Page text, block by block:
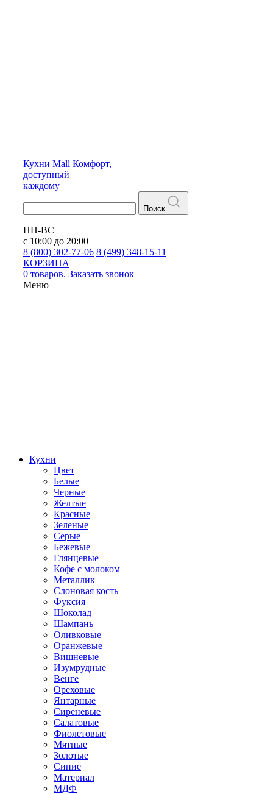
Кухни Mall Комфорт,
доступный
каждому
Поиск
ПН-ВС
с 10:00 до 20:00
8 (800) 302-77-06 8 (499) 348-15-11
КОРЗИНА
0 товаров. Заказать звонок
Меню
Кухни
Цвет
Белые
Черные
Желтые
Красные
Зеленые
Серые
Бежевые
Глянцевые
Кофе с молоком
Металлик
Слоновая кость
Фуксия
Шоколад
Шампань
Оливковые
Оранжевые
Вишневые
Изумрудные
Венге
Ореховые
Янтарные
Сиреневые
Салатовые
Фиолетовые
Мятные
Золотые
Синие
Материал
МДФ